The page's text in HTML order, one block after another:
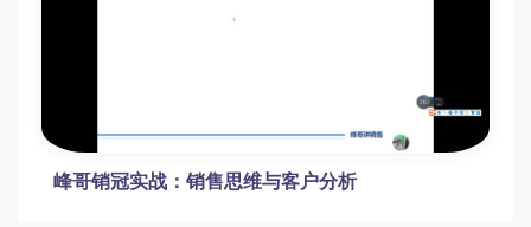
峰哥销冠实战：销售思维与客户分析